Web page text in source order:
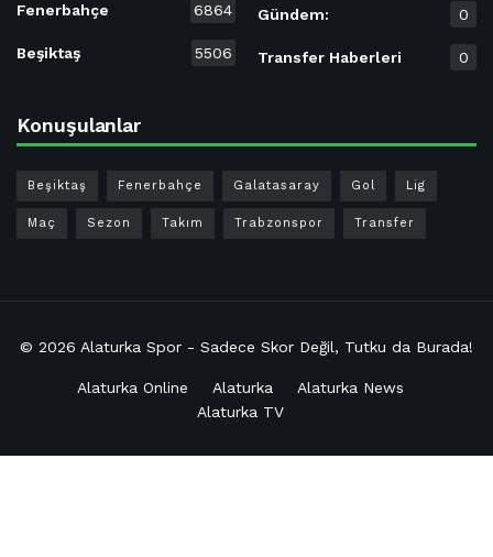
Fenerbahçe 6864
Beşiktaş 5506
Gündem: 0
Transfer Haberleri 0
Konuşulanlar
Beşiktaş Fenerbahçe Galatasaray Gol Lig
Maç Sezon Takım Trabzonspor Transfer
© 2026 Alaturka Spor - Sadece Skor Değil, Tutku da Burada!
Alaturka Online Alaturka
Alaturka News
Alaturka TV